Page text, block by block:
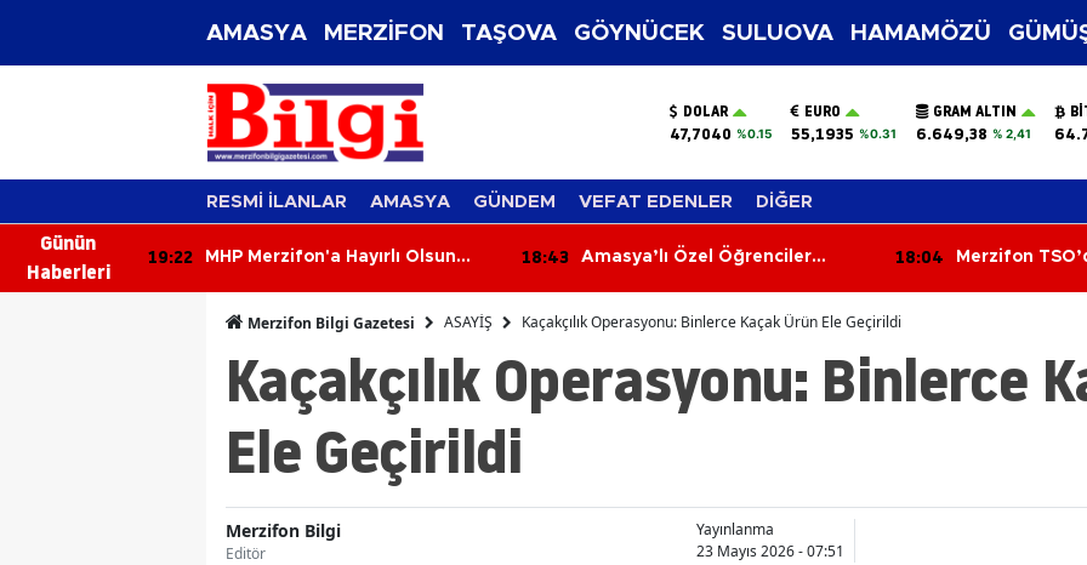
AMASYA MERZİFON TAŞOVA GÖYNÜCEK SULUOVA HAMAMÖZÜ
DOLAR
47,7040 %0.15
EURO
55,1935 %0.31
GRAM ALTIN
6.649,38 % 2,41
RESMİ İLANLAR AMASYA GÜNDEM VEFAT EDENLER DİĞER
Günün
Haberleri
19:22
MHP Merzifon'a Hayırlı Olsun
18:43
Amasya’lı Özel Öğrenciler
18:04
Merzifon
Merzifon Bilgi Gazetesi ASAYİŞ Kaçakçılık Operasyonu: Binlerce Kaçak Ürün Ele Geçirildi
Kaçakçılık Operasyonu: Binlerce
Ele Geçirildi
Merzifon Bilgi
Editör
Yayınlanma
23 Mayıs 2026 - 07:51